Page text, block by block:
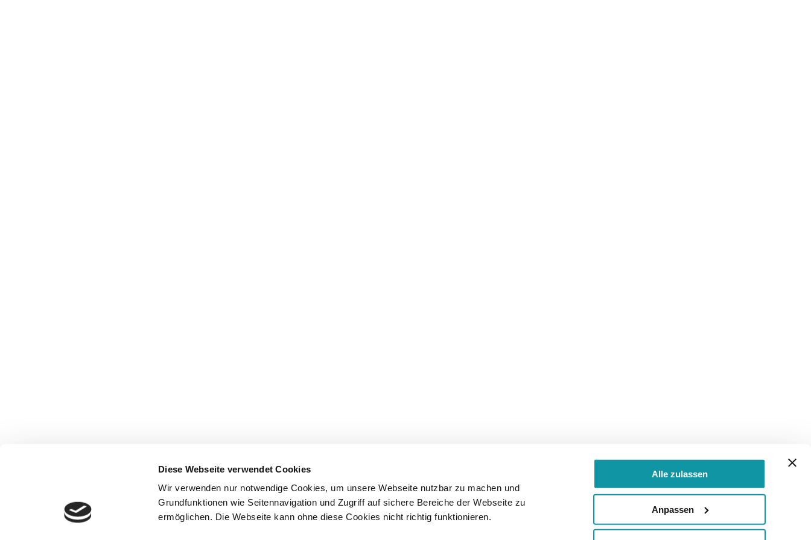
Diese Webseite verwendet Cookies
Wir verwenden nur notwendige Cookies, um unsere Webseite nutzbar zu machen und
Grundfunktionen wie Seitennavigation und Zugriff auf sichere Bereiche der Webseite zu
ermöglichen. Die Webseite kann ohne diese Cookies nicht richtig funktionieren.
Alle zulassen
Anpassen